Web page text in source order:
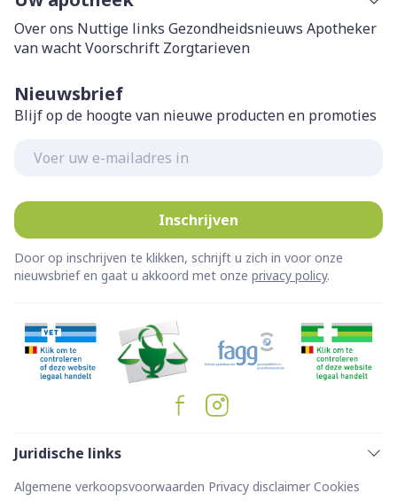
Over ons Nuttige links Gezondheidsnieuws Apotheker
van wachtVoorschrift Zorgtarieven
Nieuwsbrief
Blijf op de hoogte van nieuwe producten en promoties
Inschrijven
Door op inschrijven te klikken, schrijft u zich in voor onze
nieuwsbrief en gaat u akkoord met onze privacy policy.
Juridische links
Algemene verkoopsvoorwaarden Privacy disclaimer Cookies